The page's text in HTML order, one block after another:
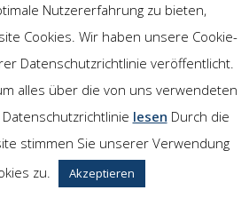
Nutzererfahrung zu bieten,
Cookies. Wir haben unsere Cookie-
Datenschutzrichtlinie veröffentlicht.
alles über die von uns verwendeten
lesen Durch die
stimmen Sie unserer Verwendung
zu.
Akzeptieren